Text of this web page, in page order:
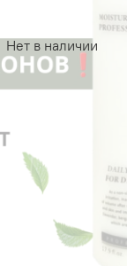
Нет в наличии